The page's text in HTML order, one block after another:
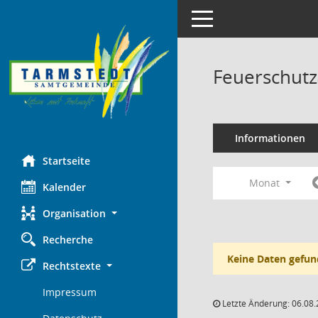
Startseite
Kalender
Organisation
Recherche
Rechtstexte
Impressum
Toggle navigation
Informationen
Monat
Keine Daten
Letzte Änderung: